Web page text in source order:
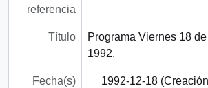
referencia
Título
Programa Viernes 18
1992.
Fecha(s) 1992-12-18